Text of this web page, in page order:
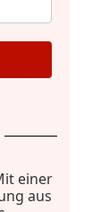
einer
aus